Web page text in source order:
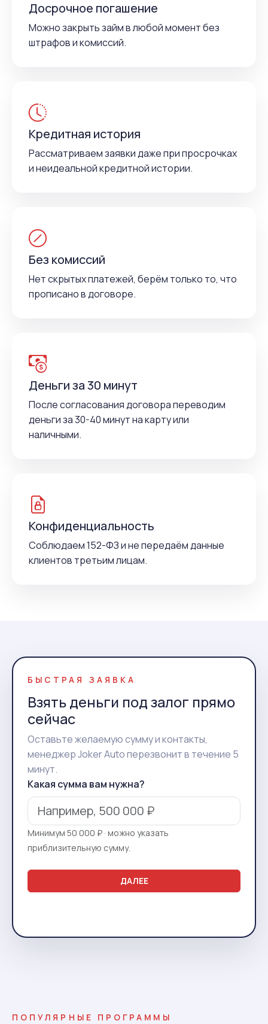
Досрочное погашение
Можно закрыть займ в любой момент без
штрафов и комиссий.
Кредитная история
Рассматриваем заявки даже при просрочках
и неидеальной кредитной истории.
Без комиссий
Нет скрытых платежей, берём только то, что
прописано в договоре.
Деньги за 30 минут
После согласования договора переводим
деньги за 30-40 минут на карту или
наличными.
Конфиденциальность
Соблюдаем 152-ФЗ и не передаём данные
клиентов третьим лицам.
БЫСТРАЯ ЗАЯВКА
Взять деньги под залог прямо
сейчас
Оставьте желаемую сумму и контакты,
менеджер Joker Auto перезвонит в течение 5
минут.
Какая сумма вам нужна?
Минимум 50 000 ₽ · можно указать
приблизительную сумму.
ДАЛЕЕ
ПОПУЛЯРНЫЕ ПРОГРАММЫ